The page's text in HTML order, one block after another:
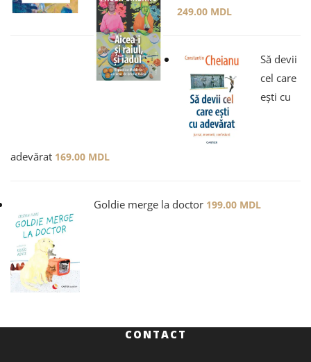
249.00 MDL
Să devii
cel care
ești cu
adevărat 169.00 MDL
Goldie merge la doctor 199.00 MDL
CONTACT